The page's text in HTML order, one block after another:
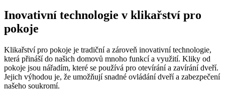
Inovativní technologie v klikařství pro
pokoje
Klikařství pro pokoje​ je ‍tradiční ⁤a zároveň ​inovativní technologie,
která přináší do našich ‌domovů mnoho funkcí a využití. Kliky od
⁤pokoje jsou nářadím, které‌ se používá pro otevírání a zavírání dveří.⁣
Jejich výhodou je,⁣ že umožňují snadné ovládání dveří‌ a ⁢zabezpečení
našeho soukromí.